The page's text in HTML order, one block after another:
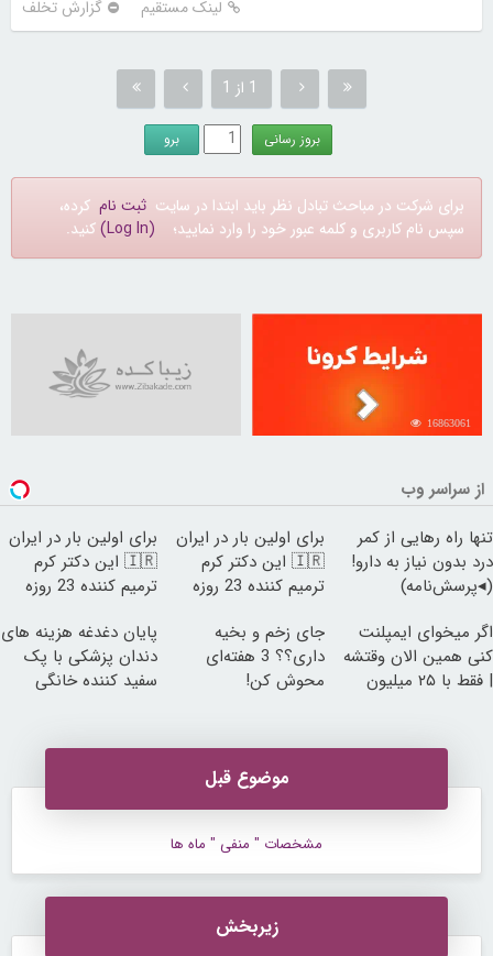
لینک مستقیم گزارش تخلف
1 از 1
برای شرکت در مباحث تبادل نظر باید ابتدا در سایت ثبت نام کرده،
سپس نام کاربری و کلمه عبور خود را وارد نمایید؛ (Log In) کنید.
16863061
از سراسر وب
تنها راه رهایی از کمر
درد بدون نیاز به دارو!
(◂پرسش‌نامه)
برای اولین بار در ایران
🇮🇷 این دکتر کرم
ترمیم کننده 23 روزه
برای اولین بار در ایران
🇮🇷 این دکتر کرم
ترمیم کننده 23 روزه
اگر میخوای ایمپلنت
کنی همین الان وقتشه
| فقط با ۲۵ میلیون
جای زخم و بخیه
داری؟؟ 3 هفته‌ای
محوش کن!
پایان دغدغه هزینه های
دندان پزشکی با پک
سفید کننده خانگی
موضوع قبل
مشخصات " منفی " ماه ها
زیربخش